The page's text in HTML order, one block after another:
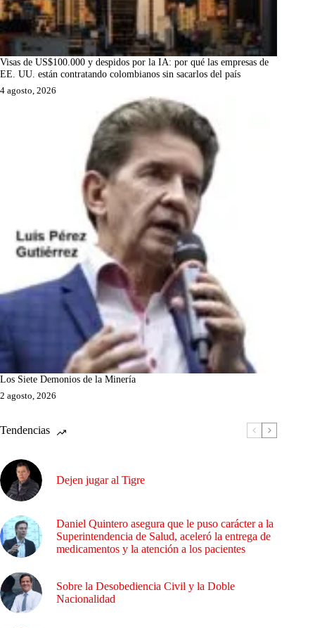
Visas de US$100.000 y despidos por la IA: por qué las empresas de
EE. UU. están contratando colombianos sin sacarlos del país
4 agosto, 2026
Los Siete Demonios de la Minería
2 agosto, 2026
Tendencias
Dejen jugar al Tigre
Daniel Quintero asegura que le puso carácter a la
Superintendencia de Salud, aceleró la entrega de
medicamentos y la atención a los pacientes
Sobre la Desobediencia Civil y la Doble
Nacionalidad